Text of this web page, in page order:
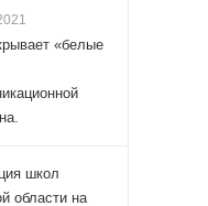
«белые
школ
области на